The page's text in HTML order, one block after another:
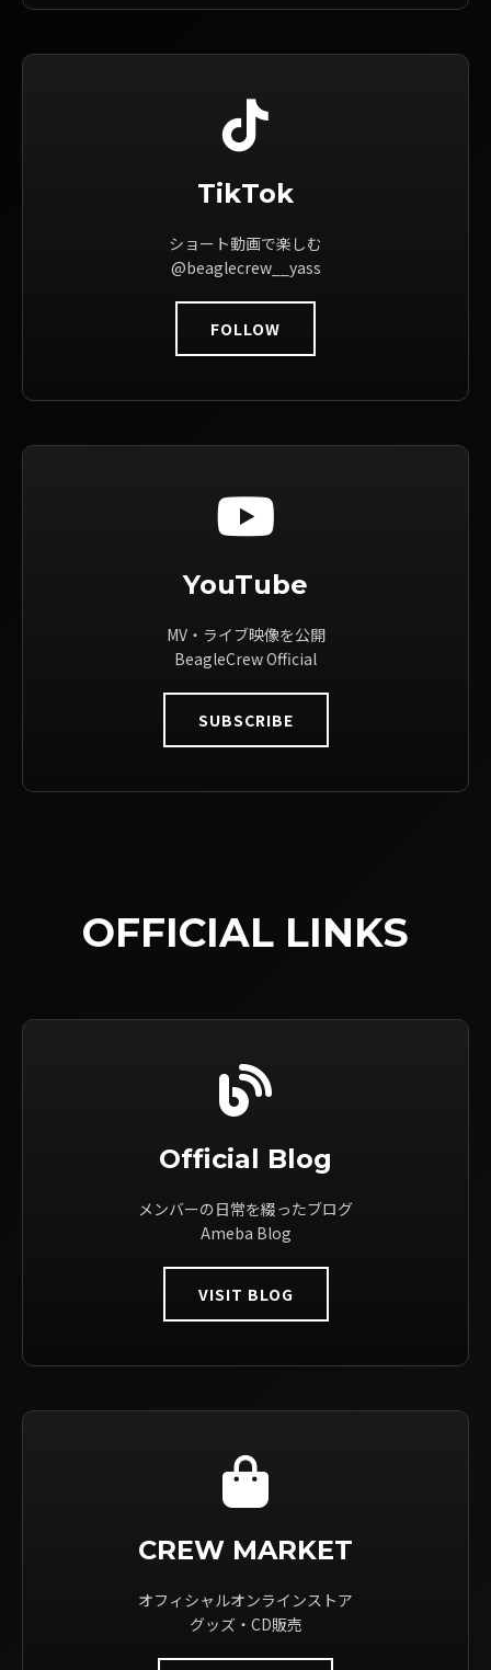
TikTok
ショート動画で楽しむ
@beaglecrew__yass
FOLLOW
YouTube
MV・ライブ映像を公開
BeagleCrew Official
SUBSCRIBE
OFFICIAL LINKS
Official Blog
メンバーの日常を綴ったブログ
Ameba Blog
VISIT BLOG
CREW MARKET
オフィシャルオンラインストア
グッズ・CD販売